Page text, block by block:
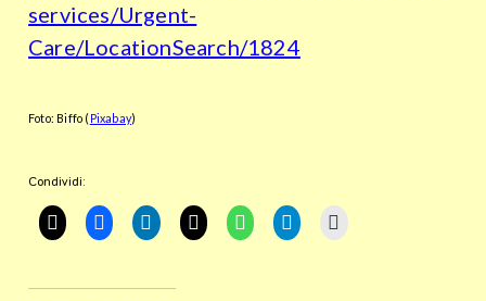
services/Urgent-
Care/LocationSearch/1824
Foto: Biffo ( Pixabay)
Condividi: